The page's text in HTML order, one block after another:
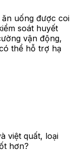
uống được coi
soát huyết
vận động,
thể hỗ trợ hạ
việt quất, loại
hơn?